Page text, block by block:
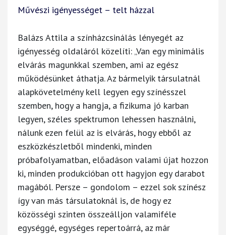
Művészi igényességet – telt házzal
Balázs Attila a színházcsinálás lényegét az
igényesség oldaláról közelíti: „Van egy minimális
elvárás magunkkal szemben, ami az egész
működésünket áthatja. Az bármelyik társulatnál
alapkövetelmény kell legyen egy színésszel
szemben, hogy a hangja, a fizikuma jó karban
legyen, széles spektrumon lehessen használni,
nálunk ezen felül az is elvárás, hogy ebből az
eszközkészletből mindenki, minden
próbafolyamatban, előadáson valami újat hozzon
ki, minden produkcióban ott hagyjon egy darabot
magából. Persze – gondolom – ezzel sok színész
így van más társulatoknál is, de hogy ez
közösségi szinten összeálljon valamiféle
egységgé, egységes repertoárrá, az már